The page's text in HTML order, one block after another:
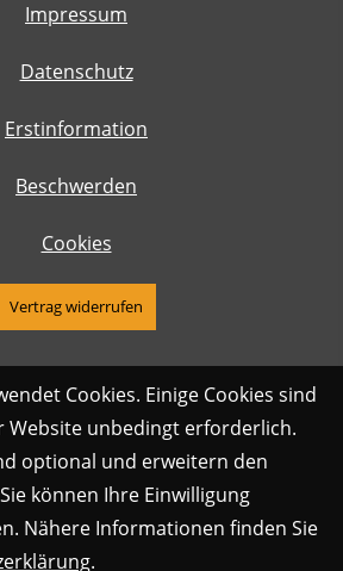
Impressum
Datenschutz
Erstinformation
Beschwerden
Cookies
Vertrag widerrufen
Cookies. Einige Cookies sind
Website unbedingt erforderlich.
optional und erweitern den
können Ihre Einwilligung
Nähere Informationen finden Sie
.